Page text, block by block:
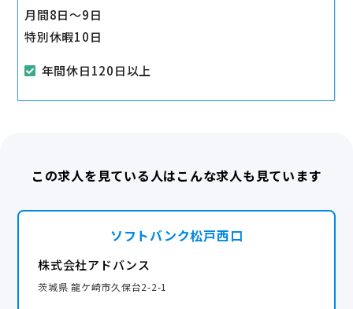
月間8日～9日
特別休暇10日
年間休日120日以上
この求人を見ている人はこんな求人も見ています
ソフトバンク松戸西口
株式会社アドバンス
茨城県 龍ケ崎市久保台2-2-1